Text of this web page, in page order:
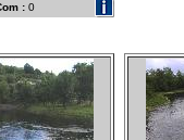
: 0